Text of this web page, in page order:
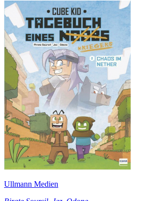
Ullmann Medien